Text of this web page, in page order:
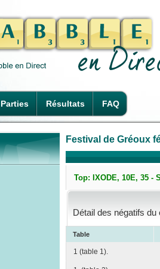
Parties Résultats FAQ
Festival de Gréoux
Top: IXODE, 10E, 35 -
Détail des négatifs
Table
1 (table 1).